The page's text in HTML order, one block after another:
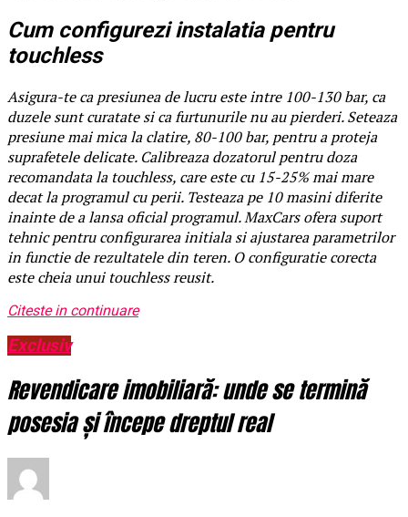
Cum configurezi instalatia pentru
touchless
Asigura-te ca presiunea de lucru este intre 100-130 bar, ca
duzele sunt curatate si ca furtunurile nu au pierderi. Seteaza
presiune mai mica la clatire, 80-100 bar, pentru a proteja
suprafetele delicate. Calibreaza dozatorul pentru doza
recomandata la touchless, care este cu 15-25% mai mare
decat la programul cu perii. Testeaza pe 10 masini diferite
inainte de a lansa oficial programul. MaxCars ofera suport
tehnic pentru configurarea initiala si ajustarea parametrilor
in functie de rezultatele din teren. O configuratie corecta
este cheia unui touchless reusit.
Citeste in continuare
Exclusiv
Revendicare imobiliară: unde se termină
posesia și începe dreptul real